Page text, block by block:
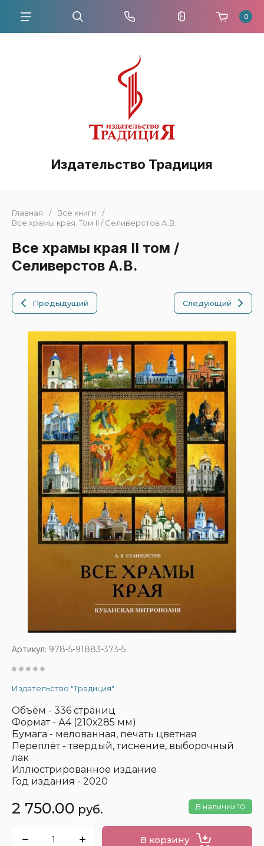
Издательство Традиция
0
Главная / Все книги
/
Все храмы края. Том II / Селиверстов А.В.
Все храмы края II том /
Селиверстов А.В.
Предыдущий Следующий
Артикул: 978-5-91883-373-5
Издательство "Традиция"
Объём - 336 страниц
Формат - А4 (210х285 мм)
Бумага - мелованная, печать цветная
Переплёт - твердый, тиснение, выборочный
лак
Иллюстрированное издание
Год издания - 2020
В наличии 10
2 750.00 руб.
В корзину